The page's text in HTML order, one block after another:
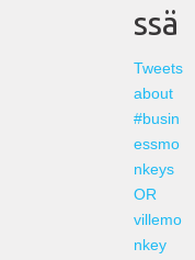
ssä
Tweets
about
#busin
essmo
nkeys
OR
villemo
nkey